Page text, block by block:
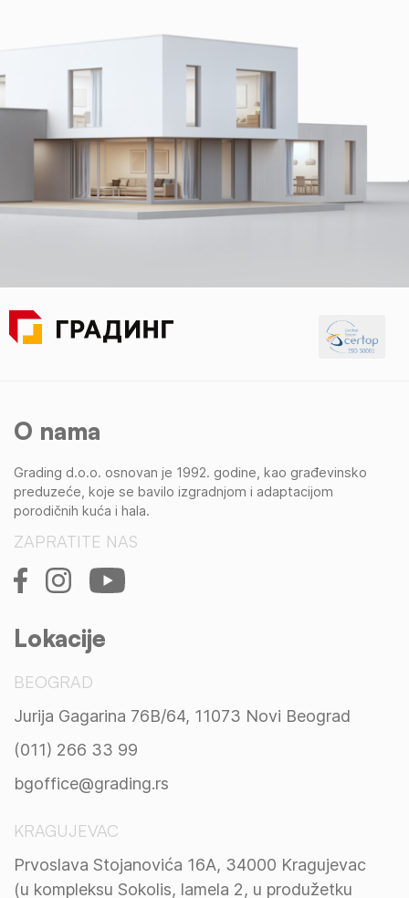
O nama
Grading d.o.o. osnovan je 1992. godine, kao građevinsko
preduzeće, koje se bavilo izgradnjom i adaptacijom
porodičnih kuća i hala.
ZAPRATITE NAS
Lokacije
BEOGRAD
Jurija Gagarina 76B/64, 11073 Novi Beograd
(011) 266 33 99
bgoffice@grading.rs
KRAGUJEVAC
Prvoslava Stojanovića 16A, 34000 Kragujevac
(u kompleksu Sokolis, lamela 2, u produžetku